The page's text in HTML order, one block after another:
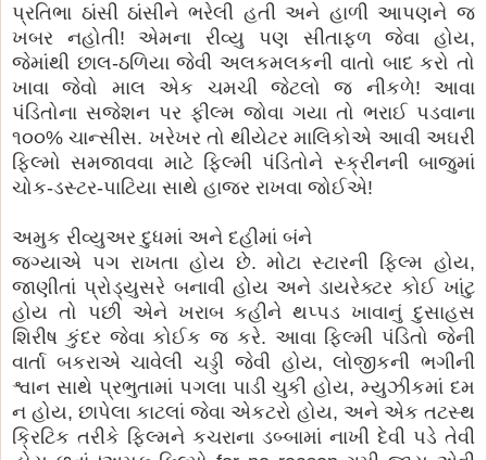
પ્રતિભા ઠાંસી ઠાંસીને ભરેલી હતી અને હાળી આપણને જ
ખબર નહોતી! એમના રીવ્યુ પણ સીતાફળ જેવા હોય,
જેમાંથી છાલ-ઠળિયા જેવી અલકમલકની વાતો બાદ કરો તો
ખાવા જેવો માલ એક ચમચી જેટલો જ નીકળે! આવા
પંડિતોના સજેશન પર ફીલ્મ જોવા ગયા તો ભરાઈ પડવાના
૧૦૦% ચાન્સીસ. ખરેખર તો થીયેટર માલિકોએ આવી અઘરી
ફિલ્મો સમજાવવા માટે ફિલ્મી પંડિતોને સ્ક્રીનની બાજુમાં
ચોક-ડસ્ટર-પાટિયા સાથે હાજર રાખવા જોઈએ!
અમુક રીવ્યુઅર દુધમાં અને દહીમાં બંને
જગ્યાએ પગ રાખતા હોય છે. મોટા સ્ટારની ફિલ્મ હોય,
જાણીતાં પ્રોડ્યુસરે બનાવી હોય અને ડાયરેક્ટર કોઈ ખાંટુ
હોય તો પછી એને ખરાબ કહીને થપ્પડ ખાવાનું દુસાહસ
શિરીષ કુંદર જેવા કોઈક જ કરે. આવા ફિલ્મી પંડિતો જેની
વાર્તા બકરાએ ચાવેલી ચડ્ડી જેવી હોય, લોજીકની ભગીની
શ્વાન સાથે પ્રભુતામાં પગલા પાડી ચુકી હોય, મ્યુઝીકમાં દમ
ન હોય, છાપેલા કાટલાં જેવા એકટરો હોય, અને એક તટસ્થ
ક્રિટિક તરીકે ફિલ્મને કચરાના ડબ્બામાં નાખી દેવી પડે તેવી